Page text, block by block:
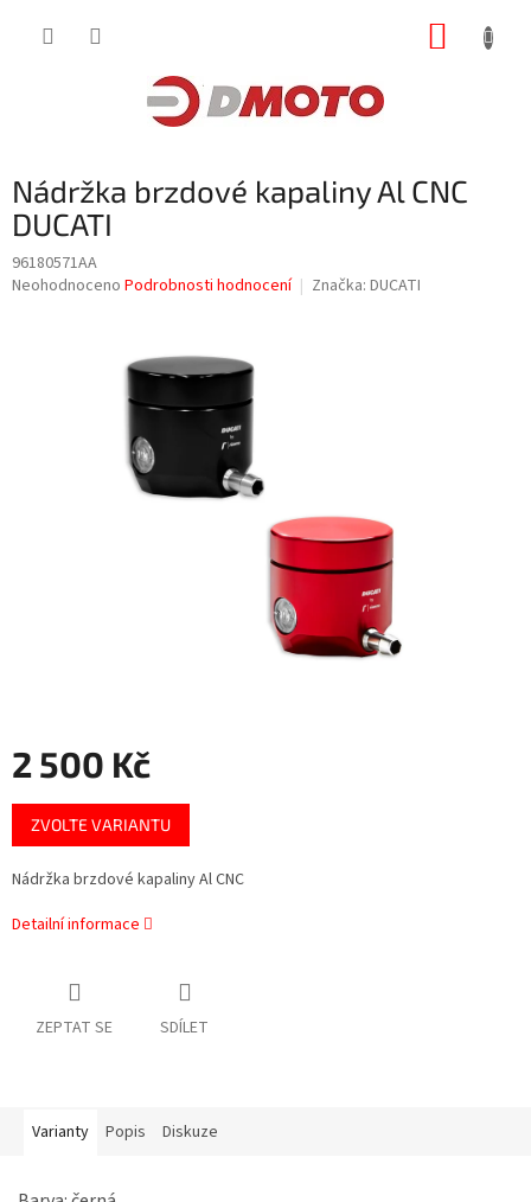
Nádržka brzdové kapaliny Al CNC
DUCATI
96180571AA
Průměrné
Neohodnoceno Podrobnosti hodnocení Značka: DUCATI
2 500 Kč
Měrná
cena:
ZVOLTE VARIANTU
Nádržka brzdové kapaliny Al CNC
Detailní informace
ZEPTAT SE SDÍLET
Varianty Popis Diskuze